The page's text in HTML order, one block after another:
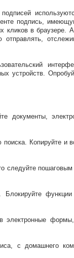
подпись,
кликов в браузере.
устройств.
документы,
Копируйте и
следуйте пошаговым
функции
формы,
с домашнего